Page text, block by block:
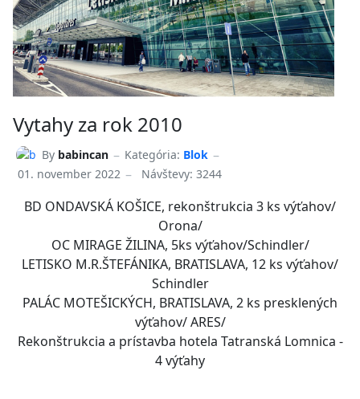
Vytahy za rok 2010
By babincan Kategória: Blok
01. november 2022
Návštevy: 3244
BD ONDAVSKÁ KOŠICE, rekonštrukcia 3 ks výťahov/
Orona/
OC MIRAGE ŽILINA, 5ks výťahov/Schindler/
LETISKO M.R.ŠTEFÁNIKA, BRATISLAVA, 12 ks výťahov/
Schindler
PALÁC MOTEŠICKÝCH, BRATISLAVA, 2 ks presklených
výťahov/ ARES/
Rekonštrukcia a prístavba hotela Tatranská Lomnica -
4 výťahy